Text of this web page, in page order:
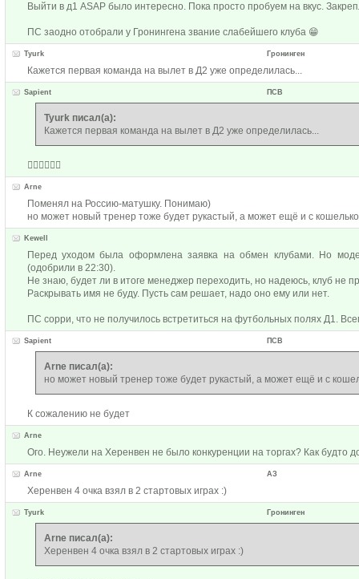
Выйти в д1 ASAP было интересно. Пока просто пробуем на вкус.
ПС заодно отобрали у Гронингена звание слабейшего клуба 😁
Tyurk Гронинген
Кажется первая команда на вылет в Д2 уже определилась...
Sapient ПСВ
Tyurk писал(а):
Кажется первая команда на вылет в Д2 уже определилась...
🤦‍♂️🤦‍♂️🤦‍♂️
Arne
Поменял на Россию-матушку. Понимаю)
но может новый тренер тоже будет рукастый, а может ещё и с
Kewell
Перед уходом была оформлена заявка на обмен клубами. Но
(одобрили в 22:30).
Не знаю, будет ли в итоге менеджер переходить, но надеюсь, клуб не
Раскрывать имя не буду. Пусть сам решает, надо оно ему или нет.
ПС сорри, что не получилось встретиться на футбольных полях Д1.
Sapient ПСВ
Arne писал(а):
но может новый тренер тоже будет рукастый, а может ещё и с
К сожалению не будет
Arne
Ого. Неужели на Херенвен не было конкуренции на торгах? Как будто
Arne АЗ
Херенвен 4 очка взял в 2 стартовых играх :)
Tyurk Гронинген
Arne писал(а):
Херенвен 4 очка взял в 2 стартовых играх :)